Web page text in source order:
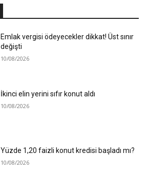
Emlak vergisi ödeyecekler dikkat! Üst sınır
değişti
10/08/2026
İkinci elin yerini sıfır konut aldı
10/08/2026
Yüzde 1,20 faizli konut kredisi başladı mı?
10/08/2026